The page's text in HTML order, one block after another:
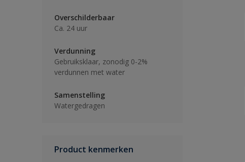
Overschilderbaar
Ca. 24 uur
Verdunning
Gebruiksklaar, zonodig 0-2%
verdunnen met water
Samenstelling
Watergedragen
Product kenmerken